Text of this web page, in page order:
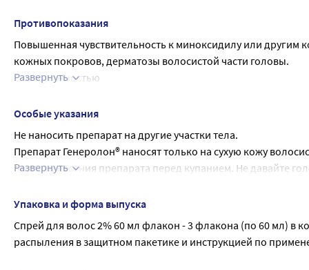
Длительность лечения в среднем - около 1 года.
Подготовка к применению: Снять навинчивающуюся крышку
насадку для распыления. Нажать на распылительную
препарат можно применять.
Противопоказания
Повышенная чувствительность к миноксидилу или другим
кожных покровов, дерматозы волосистой части головы.
С осторожностью
Применение при беременности и в период грудного
Развернуть
Особые указания
Не наносить препарат на другие участки тела.
Препарат Генеролон® наносят только на сухую кожу
после нанесения препарата перед купанием. Не давайте
В период применения препарат Генеролон® можно
нанесением средств для ухода за волосами необходимо
участок кожи полностью не высохнет. Нет данных о том,
смягчителей для волос может снижать эффективность
Развернуть
Упаковка и форма выпуска
Спрей для волос 2% 60 мл флакон - 3 флакона (по 60 мл) в
распыления в защитном пакетике и инструкцией по